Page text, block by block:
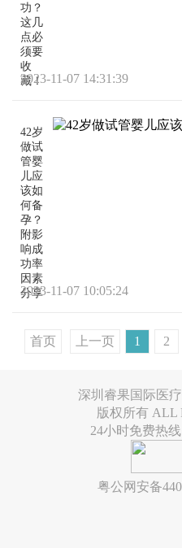
功？
这几
点必
须要
收
藏！
2023-11-07 14:31:39
42岁
做试
管婴
儿应
该如
何备
孕？
附影
响成
功率
因素
分享
2023-11-07 10:05:24
首页 上一页 1 2
深圳睿果国际医
版权所有 ALL
24小时免费热
粤公网安备